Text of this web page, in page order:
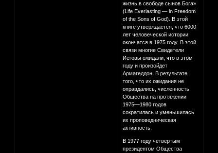
жизнь в свободе сынов Бога»
(Life Everlasting — in Freedom
of the Sons of God). В этой
книге утверждается, что 6000
лет человеческой истории
окончатся в 1975 году. В этой
связи многие Свидетели
Иеговы ожидали, что в этом
году и произойдет
Армагеддон. В результате
того, что их ожидания не
оправдались, численность
Общества на протяжении
1975—1980 годов
сократилась и уменьшилась
их проповедническая
активность.
В 1977 году четвертым
президентом Общества